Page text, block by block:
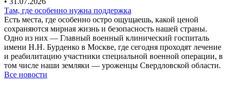
Там, где особенно нужна поддержка
Есть места, где особенно остро ощущаешь, какой ценой
сохраняются мирная жизнь и безопасность нашей страны.
Одно из них — Главный военный клинический госпиталь
имени Н.Н. Бурденко в Москве, где сегодня проходят лечение
и реабилитацию участники специальной военной операции, в
том числе наши земляки — уроженцы Свердловской области.
Все новости